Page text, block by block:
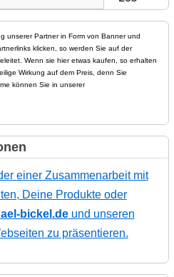
unserer Partner in Form von Banner und
klicken, so werden Sie auf der
Wenn sie hier etwas kaufen, so erhalten
Wirkung auf dem Preis, denn Sie
können Sie in unserer
einer Zusammenarbeit mit
Deine Produkte oder
bickel.deund unseren
zu präsentieren.